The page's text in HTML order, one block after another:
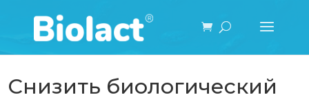
Снизить биологический